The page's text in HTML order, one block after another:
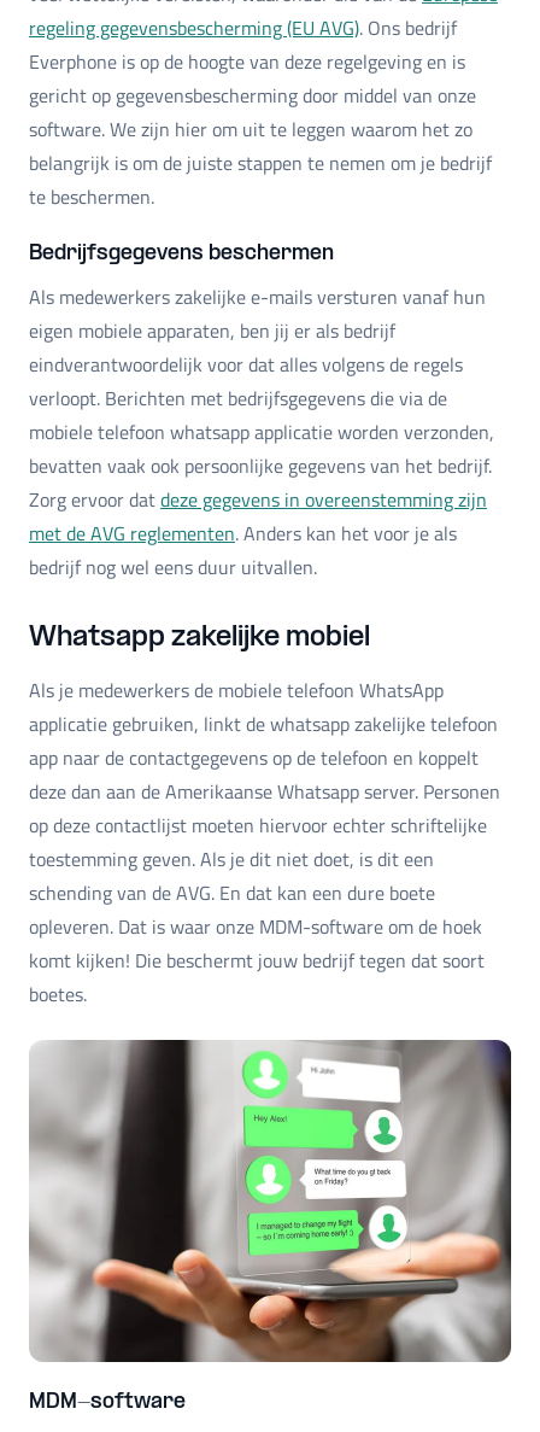
regeling gegevensbescherming (EU AVG). Ons bedrijf
Everphone is op de hoogte van deze regelgeving en is
gericht op gegevensbescherming door middel van onze
software. We zijn hier om uit te leggen waarom het zo
belangrijk is om de juiste stappen te nemen om je bedrijf
te beschermen.
Bedrijfsgegevens beschermen
Als medewerkers zakelijke e-mails versturen vanaf hun
eigen mobiele apparaten, ben jij er als bedrijf
eindverantwoordelijk voor dat alles volgens de regels
verloopt. Berichten met bedrijfsgegevens die via de
mobiele telefoon whatsapp applicatie worden verzonden,
bevatten vaak ook persoonlijke gegevens van het bedrijf.
Zorg ervoor datdeze gegevens in overeenstemming zijn
met de AVG reglementen. Anders kan het voor je als
bedrijf nog wel eens duur uitvallen.
Whatsapp zakelijke mobiel
Als je medewerkers de mobiele telefoon WhatsApp
applicatie gebruiken, linkt de whatsapp zakelijke telefoon
app naar de contactgegevens op de telefoon en koppelt
deze dan aan de Amerikaanse Whatsapp server. Personen
op deze contactlijst moeten hiervoor echter schriftelijke
toestemming geven. Als je dit niet doet, is dit een
schending van de AVG. En dat kan een dure boete
opleveren. Dat is waar onze MDM-software om de hoek
komt kijken! Die beschermt jouw bedrijf tegen dat soort
boetes.
MDM-software